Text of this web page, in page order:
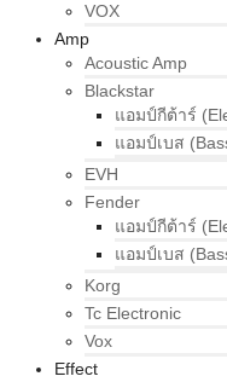
VOX
Amp
Acoustic Amp
Blackstar
แอมป์กีต้าร์
แอมป์เบส
EVH
Fender
แอมป์กีต้าร์
แอมป์เบส
Korg
Tc Electronic
Vox
Effect